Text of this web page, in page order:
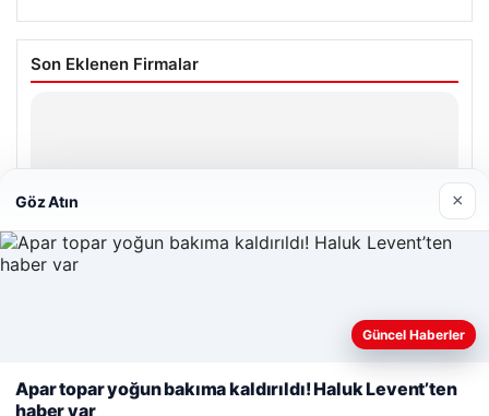
Son Eklenen Firmalar
Web sitemizi nasıl kullandığınızı daha iyi anlayabilmek,
kullanıyoruz.
Çerez Politikamız
Reddet
Göz Atın ×
Güncel Haberler
Apar topar yoğun bakıma kaldırıldı! Haluk Levent’ten
haber var
lemagrup.com.tr